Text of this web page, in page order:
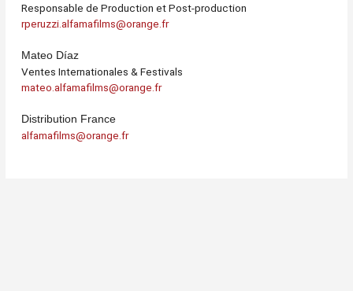
Responsable de Production et Post-production
rperuzzi.alfamafilms@orange.fr
Mateo Díaz
Ventes Internationales & Festivals
mateo.alfamafilms@orange.fr
Distribution France
alfamafilms@orange.fr